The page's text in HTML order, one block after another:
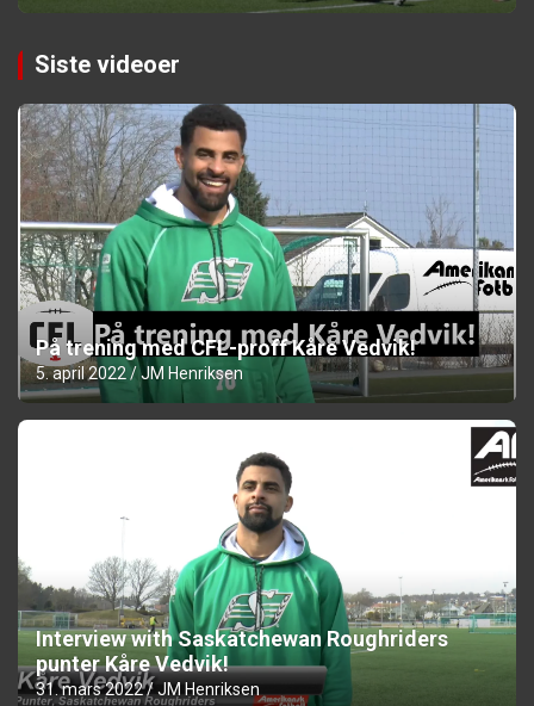
Siste videoer
På trening med CFL-proff Kåre Vedvik!
5. april 2022 JM Henriksen
Interview with Saskatchewan Roughriders
punter Kåre Vedvik!
31. mars 2022 JM Henriksen